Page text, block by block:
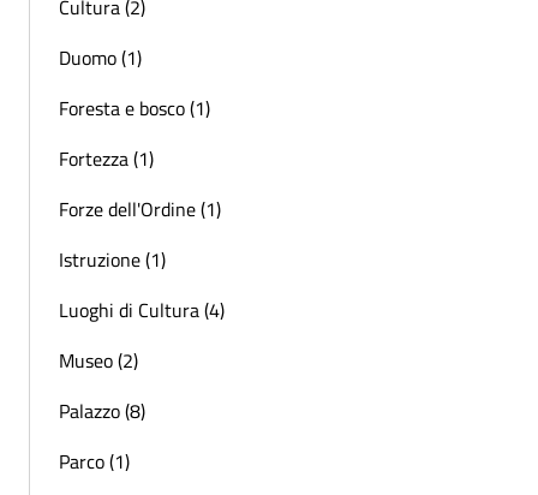
Cultura (2)
Duomo (1)
Foresta e bosco (1)
Fortezza (1)
Forze dell'Ordine (1)
Istruzione (1)
Luoghi di Cultura (4)
Museo (2)
Palazzo (8)
Parco (1)